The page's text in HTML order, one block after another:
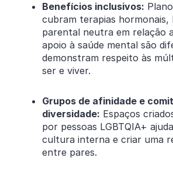
Benefícios inclusivos:
cubram terapias hormonais,
parental neutra em relação
apoio à saúde mental são
demonstram respeito às
ser e viver.
Grupos de afinidade e
diversidade: Espaços
por pessoas LGBTQIA+
cultura interna e criar uma
entre pares.